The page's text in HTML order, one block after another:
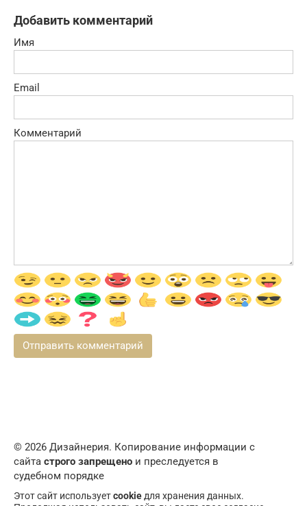
Добавить комментарий
Имя
Email
Комментарий
© 2026 Дизайнерия. Копирование информации с
сайта строго запрещено и преследуется в
судебном порядке
Этот сайт используетcookie для хранения данных.